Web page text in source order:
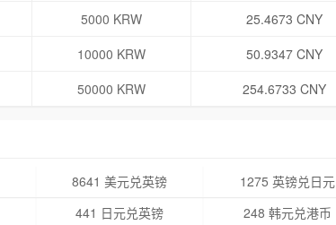
5000 KRW
25.4673 CNY
10000 KRW
50.9347 CNY
50000 KRW 254.6733 CNY
8641 美元兑英镑
1275 英镑兑日元
441 日元兑英镑
248 韩元兑港币